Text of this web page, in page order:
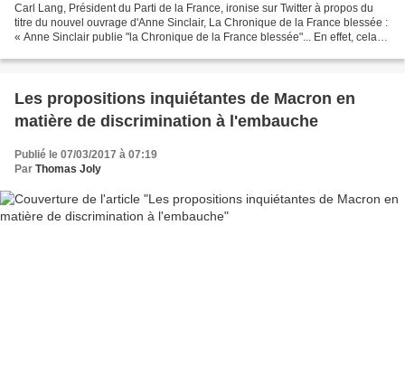
Carl Lang, Président du Parti de la France, ironise sur Twitter à propos du
titre du nouvel ouvrage d'Anne Sinclair, La Chronique de la France blessée :
« Anne Sinclair publie "la Chronique de la France blessée"... En effet, cela
Les propositions inquiétantes de Macron en
matière de discrimination à l'embauche
Publié le 07/03/2017 à 07:19
Par Thomas Joly